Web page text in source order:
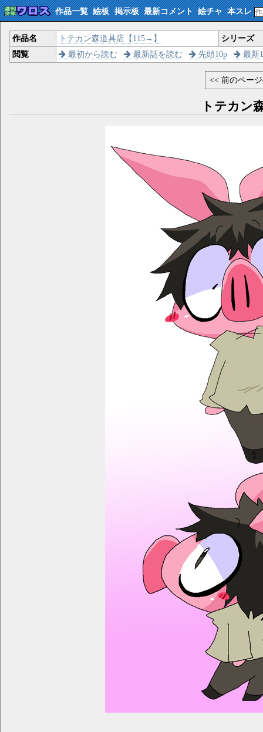
作品一覧 絵板 掲示板 最新コメント 絵チャ 本スレ
作品名 トテカン森道具店【115→】
シリーズ
閲覧
最初から読む 最新話を読む 先頭10p 最新
<< 前のペー
トテカン